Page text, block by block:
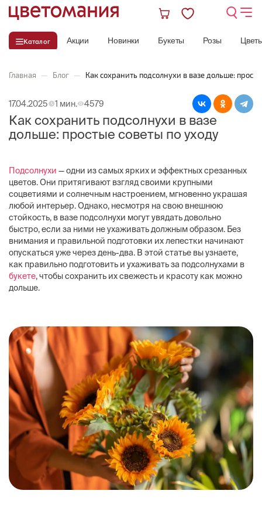
Каталог Акции Новинки Букеты Розы
Главная — Блог — Как сохранить подсолнухи в вазе дольше:
17.04.2025 1 мин. 4579
Как сохранить подсолнухи в вазе
дольше: простые советы по уходу
Подсолнухи — одни из самых ярких и эффектных срезанных
цветов. Они притягивают взгляд своими крупными
соцветиями и солнечным настроением, мгновенно украшая
любой интерьер. Однако, несмотря на свою внешнюю
стойкость, в вазе подсолнухи могут увядать довольно
быстро, если за ними не ухаживать должным образом. Без
внимания и правильной подготовки их лепестки начинают
опускаться уже через день-два. В этой статье вы узнаете,
как правильно подготовить и ухаживать за подсолнухами в
букете, чтобы сохранить их свежесть и красоту как можно
дольше.